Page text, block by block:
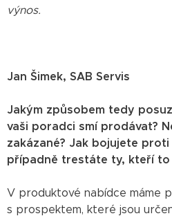
výnos.
Jan Šimek, SAB Servis
Jakým způsobem tedy
vaši poradci smí prodávat?
zakázané? Jak bojujete proti
případně trestáte ty, kteří to
V produktové nabídce máme
s prospektem, které jsou